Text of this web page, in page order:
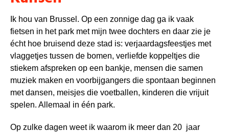
Ik hou van Brussel. Op een zonnige dag ga ik vaak
fietsen in het park met mijn twee dochters en daar zie je
écht hoe bruisend deze stad is: verjaardagsfeestjes met
vlaggetjes tussen de bomen, verliefde koppeltjes die
stiekem afspreken op een bankje, mensen die samen
muziek maken en voorbijgangers die spontaan beginnen
met dansen, meisjes die voetballen, kinderen die vrijuit
spelen. Allemaal in één park.
Op zulke dagen weet ik waarom ik meer dan 20 jaar